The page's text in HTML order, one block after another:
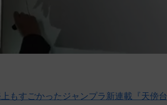
もすごかったジャンプラ新連載『天傍台